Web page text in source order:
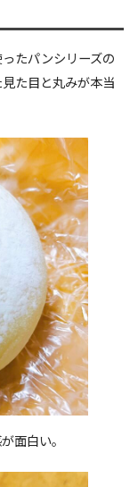
たパンシリーズの
た目と丸みが本当
面白い。